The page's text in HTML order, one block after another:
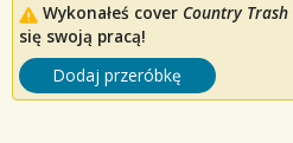
Wykonałeś cover Country Trash
się swoją pracą!
Dodaj przeróbkę